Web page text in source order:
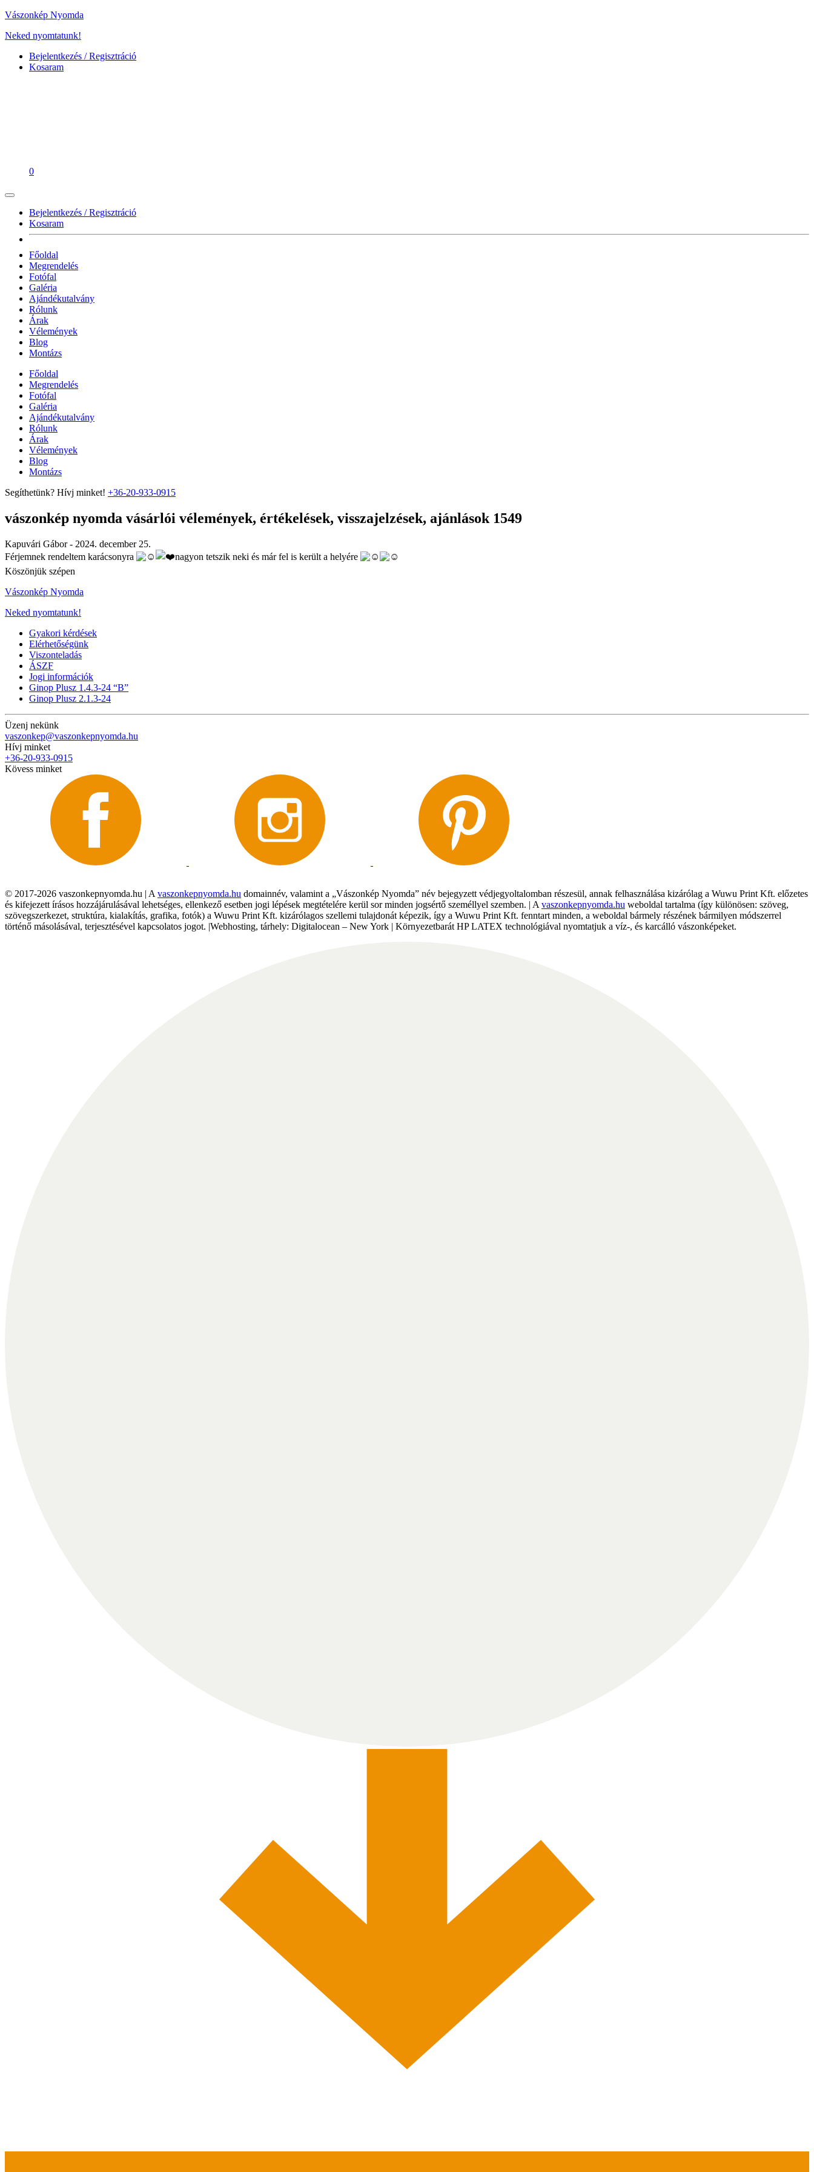
Vászonkép Nyomda
Neked nyomtatunk!
Bejelentkezés / Regisztráció
Kosaram
0
Bejelentkezés / Regisztráció
Kosaram
Főoldal
Megrendelés
Fotófal
Galéria
Ajándékutalvány
Rólunk
Árak
Vélemények
Blog
Montázs
Főoldal
Megrendelés
Fotófal
Galéria
Ajándékutalvány
Rólunk
Árak
Vélemények
Blog
Montázs
Segíthetünk? Hívj minket! +36-20-933-0915
vászonkép nyomda vásárlói vélemények, értékelések, visszajelzések, ajánlások 1549
Kapuvári Gábor - 2024. december 25.
Férjemnek rendeltem karácsonyra
nagyon tetszik neki és már fel is került a helyére
Köszönjük szépen
Vászonkép Nyomda
Neked nyomtatunk!
Gyakori kérdések
Elérhetőségünk
Viszonteladás
ÁSZF
Jogi információk
Ginop Plusz 1.4.3-24 “B”
Ginop Plusz 2.1.3-24
Üzenj nekünk
vaszonkep@vaszonkepnyomda.hu
Hívj minket
+36-20-933-0915
Kövess minket
© 2017-2026 vaszonkepnyomda.hu | A vaszonkepnyomda.hu domainnév, valamint a „Vászonkép Nyomda” név bejegyzett védjegyoltalomban részesül, annak felhasználása kizárólag a Wuwu Print Kft. előzetes
és kifejezett írásos hozzájárulásával lehetséges, ellenkező esetben jogi lépések megtételére kerül sor minden jogsértő személlyel szemben. | A vaszonkepnyomda.hu weboldal tartalma (így különösen: szöveg,
szövegszerkezet, struktúra, kialakítás, grafika, fotók) a Wuwu Print Kft. kizárólagos szellemi tulajdonát képezik, így a Wuwu Print Kft. fenntart minden, a weboldal bármely részének bármilyen módszerrel
történő másolásával, terjesztésével kapcsolatos jogot. |Webhosting, tárhely: Digitalocean – New York | Környezetbarát HP LATEX technológiával nyomtatjuk a víz-, és karcálló vászonképeket.